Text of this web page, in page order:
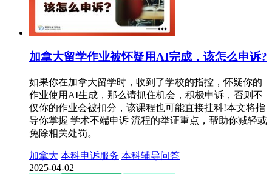
加拿大留学作业被怀疑用AI完成，该怎么申诉?
如果你在加拿大留学时，收到了学校的指控，怀疑你的
作业使用AI生成，那么请抓住机会，积极申诉，否则不
仅你的作业会被扣分，该课程也可能直接挂科!本文将指
导你掌握 学术不端申诉 流程的举证重点，帮助你减轻或
免除相关处罚。
加拿大 本科申诉服务 本科辅导问答
2025-04-02